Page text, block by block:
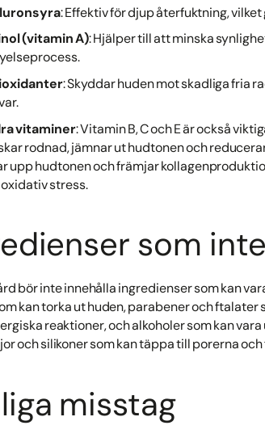
: Effektiv för djup återfuktning,
(vitamin A): Hjälper till att minska
: Skyddar huden mot skadliga fria
vitaminer: Vitamin B, C och E är också
rodnad, jämnar ut hudtonen och
upp hudtonen och främjar
stress.
som
bör inte innehålla ingredienser som kan
kan torka ut huden, parabener och
reaktioner, och alkoholer som kan
och silikoner som kan täppa till porerna
misstag